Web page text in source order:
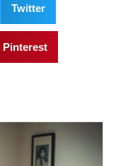
Twitter
Pinterest